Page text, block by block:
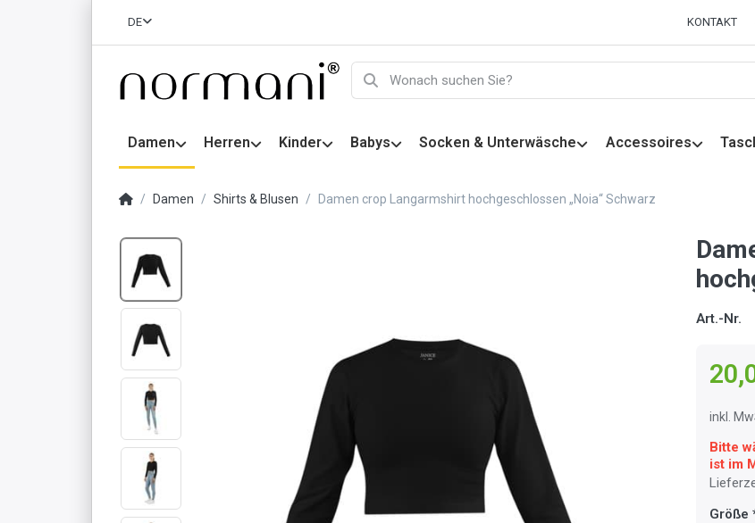
DE KONTAKT
Damen Herren Kinder Babys Socken & Unterwäsche Accessoires
Damen Shirts & Blusen Damen crop Langarmshirt hochgeschlossen „Noia“ Schwarz
Art.-Nr.
inkl.
Bitte
ist im
Größe